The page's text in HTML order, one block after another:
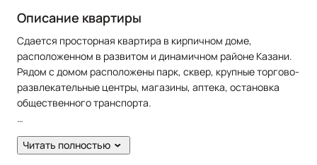
Описание квартиры
Сдается просторная квартира в кирпичном доме,
расположенном в развитом и динамичном районе Казани.
Рядом с домом расположены парк, сквер, крупные торгово-
развлекательные центры, магазины, аптека, остановка
общественного транспорта.
Жильцам предоставляется из мебели: кухонный гарнитур,
диван раскладной, кровать, шкаф, cтол, стулья. Из техники:
Читать полностью